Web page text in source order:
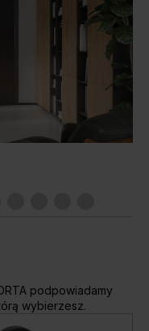
podpowiadamy
wybierzesz.